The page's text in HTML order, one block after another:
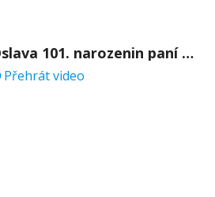
Oslava 101. narozenin paní Věry Skořepové
Přehrát video